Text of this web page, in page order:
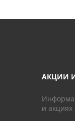
АКЦИИ
и акциях